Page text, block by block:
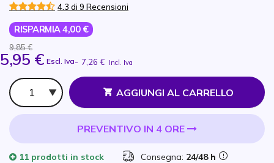
4.3 di 9 Recensioni
RISPARMIA 4,00 €
9,85 €
5,95 € Escl. Iva- 7,26 € Incl. Iva
Qtà
AGGIUNGI AL CARRELLO
PREVENTIVO IN 4 ORE
11 prodotti in stock Consegna: 24/48 h